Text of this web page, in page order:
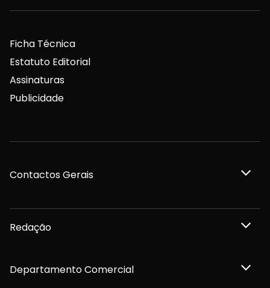
Ficha Técnica
Estatuto Editorial
Assinaturas
Publicidade
Contactos Gerais
Redação
Departamento Comercial